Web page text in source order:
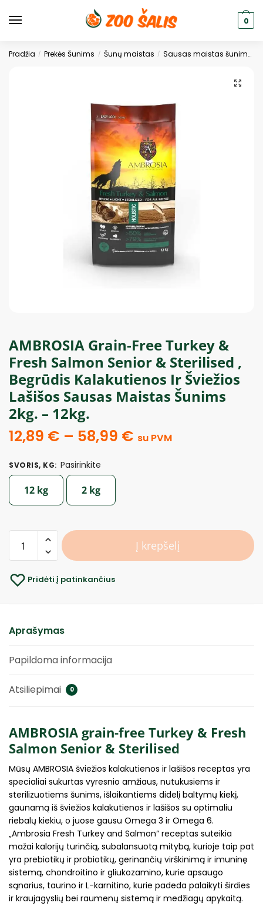
0
Pradžia / Prekės Šunims / Šunų maistas / Sausas maistas šunims
AMBROSIA Grain-Free Turkey &
Fresh Salmon Senior & Sterilised ,
Begrūdis Kalakutienos Ir Šviežios
Lašišos Sausas Maistas Šunims
2kg. – 12kg.
12,89 € – 58,99 € su PVM
SVORIS, KG: Pasirinkite
12 kg 2 kg
Į krepšelį
Pridėti į patinkančius
Aprašymas
Papildoma informacija
Atsiliepimai 0
AMBROSIA grain-free Turkey & Fresh
Salmon Senior & Sterilised
Mūsų AMBROSIA šviežios kalakutienos ir lašišos receptas yra
specialiai sukurtas vyresnio amžiaus, nutukusiems ir
sterilizuotiems šunims, išlaikantiems didelį baltymų kiekį,
gaunamą iš šviežios kalakutienos ir lašišos su optimaliu
riebalų kiekiu, o juose gausu Omega 3 ir Omega 6.
„Ambrosia Fresh Turkey and Salmon“ receptas suteikia
mažai kalorijų turinčią, subalansuotą mitybą, kurioje taip pat
yra prebiotikų ir probiotikų, gerinančių virškinimą ir imuninę
sistemą, chondroitino ir gliukozamino, kurie apsaugo
sąnarius, taurino ir L-karnitino, kurie padeda palaikyti širdies
ir kraujagyslių bei raumenų sistemą ir medžiagų apykaitą.